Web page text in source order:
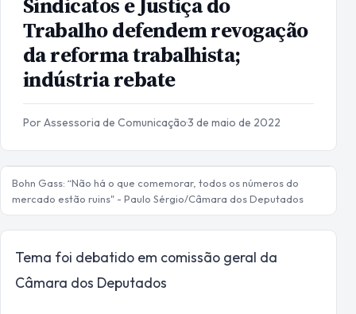
Trabalho defendem revogação
da reforma trabalhista;
indústria rebate
Por Assessoria de Comunicação·3 de maio de 2022
Bohn Gass: “Não há o que comemorar, todos os números do
mercado estão ruins" - Paulo Sérgio/Câmara dos Deputados
Tema foi debatido em comissão geral da
Câmara dos Deputados